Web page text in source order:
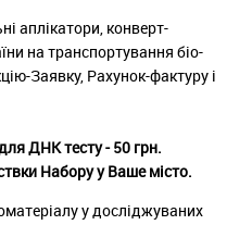
аплікатори, конверт-
на транспортування біо-
Заявку, Рахунок-фактуру і
ДНК тесту - 50 грн.
Набору у Ваше місто.
у досліджуваних